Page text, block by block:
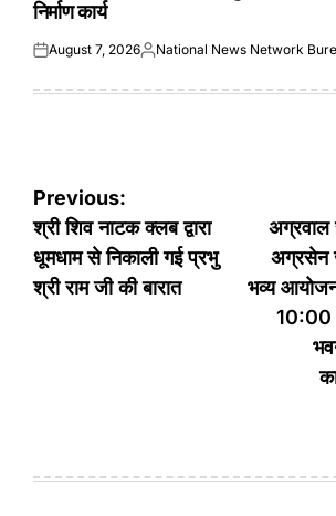
निर्माण कार्य
Posted
August 7, 2026Posted
National News Network
Post
navigation
Previous:
श्री शिव नाटक क्लब द्वारा
धूमधाम से निकाली गई प्रभु
श्री राम जी की बारात
अग्रवाल
अग्रसेन
भव्य
10:00